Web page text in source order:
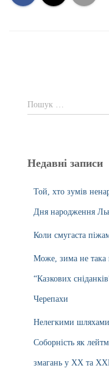
Пошук …
Недавні записи
Той, хто зумів
Дня народження
Коли смугаста
Може, зима не така
“Казкових
Черепахи
Нелегкими шляхами
Соборність як
змагань у ХХ та ХХІ